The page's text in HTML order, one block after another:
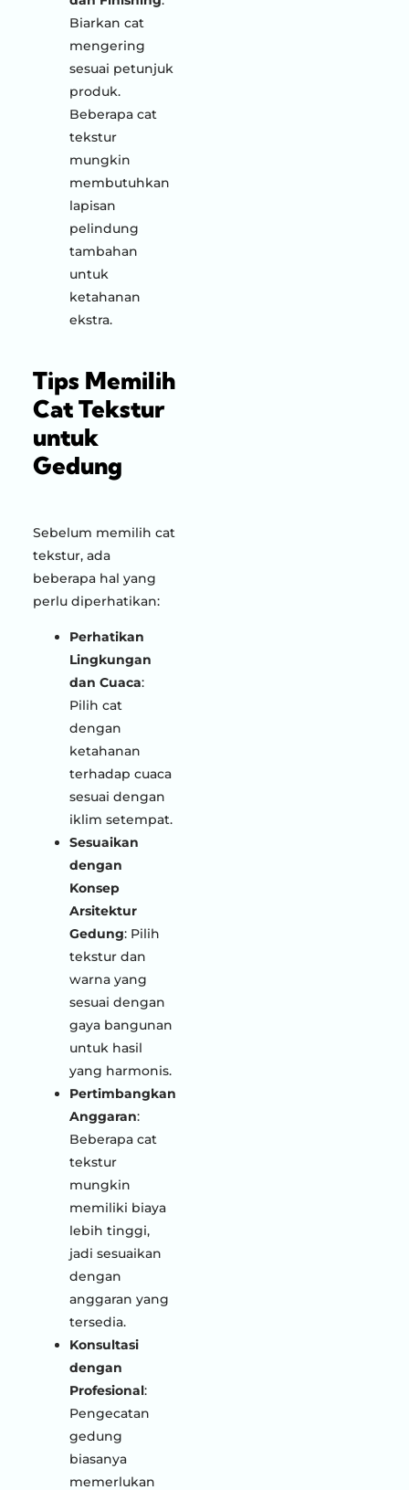
Biarkan cat
mengering
sesuai petunjuk
produk.
Beberapa cat
tekstur
mungkin
membutuhkan
lapisan
pelindung
tambahan
untuk
ketahanan
ekstra.
Tips Memilih
Cat Tekstur
untuk
Gedung
Sebelum memilih cat
tekstur, ada
beberapa hal yang
perlu diperhatikan:
Perhatikan
Lingkungan
dan Cuaca:
Pilih cat
dengan
ketahanan
terhadap cuaca
sesuai dengan
iklim setempat.
Sesuaikan
dengan
Konsep
Arsitektur
Gedung: Pilih
tekstur dan
warna yang
sesuai dengan
gaya bangunan
untuk hasil
yang harmonis.
Pertimbangkan
Anggaran:
Beberapa cat
tekstur
mungkin
memiliki biaya
lebih tinggi,
jadi sesuaikan
dengan
anggaran yang
tersedia.
Konsultasi
dengan
Profesional:
Pengecatan
gedung
biasanya
memerlukan